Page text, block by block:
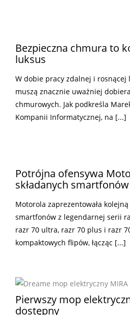
Bezpieczna chmura to
luksus
W dobie pracy zdalnej i rosnącej
muszą znacznie uważniej
chmurowych. Jak podkreśla
Kompanii Informatycznej, na [...]
Potrójna ofensywa
składanych smartfonów
Motorola zaprezentowała
smartfonów z legendarnej serii
razr 70 ultra, razr 70 plus i razr
kompaktowych flipów, łącząc [...]
Pierwszy mop
dostępny